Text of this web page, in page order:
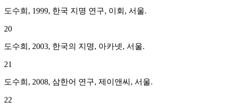
도수희, 1999, 한국 지명 연구, 이회, 서울.
20
도수희, 2003, 한국의 지명, 아카넷, 서울.
21
도수희, 2008, 삼한어 연구, 제이앤씨, 서울.
22